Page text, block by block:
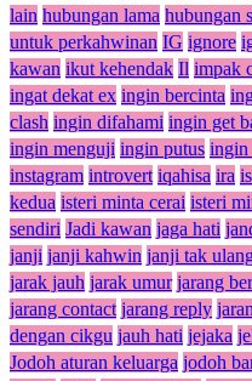
lain hubungan lama hubungan
untuk perkahwinan IG ignore
kawan ikut kehendak Il impak
ingat dekat ex ingin bercinta
clash ingin difahami ingin get
ingin menguji ingin putus ingin
instagram introvert iqahisa ira
kedua isteri minta cerai isteri
sendiri Jadi kawan jaga hati
janji janji kahwin janji tak
jarak jauh jarak umur jarang
jarang contact jarang reply
dengan cikgu jauh hati jejaka
Jodoh aturan keluarga jodoh